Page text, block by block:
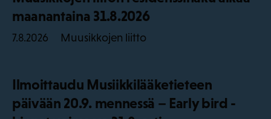
maanantaina 31.8.2026
7.8.2026 Muusikkojen liitto
Ilmoittaudu Musiikkilääketieteen
päivään 20.9. mennessä – Early bird -